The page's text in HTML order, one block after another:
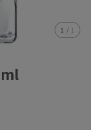
1 / 1